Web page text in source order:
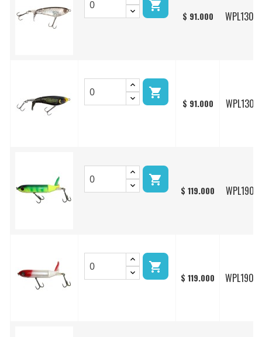

$ 91.000 WPL130/

$ 91.000 WPL130/

$ 119.000 WPL190/

$ 119.000 WPL190/